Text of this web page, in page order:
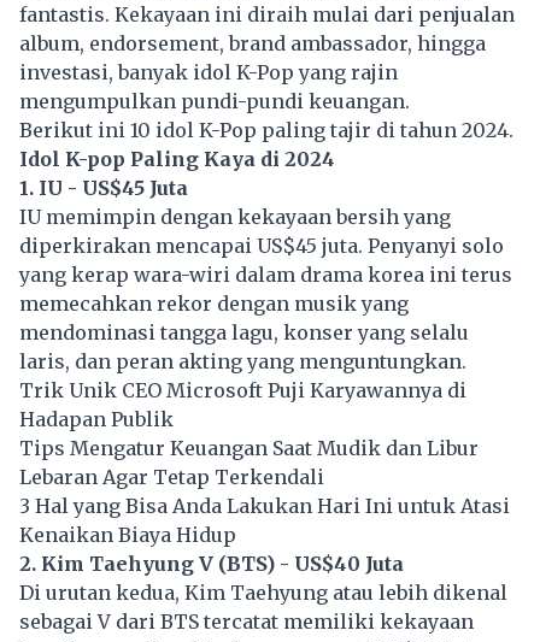
fantastis. Kekayaan ini diraih mulai dari penjualan
album, endorsement, brand ambassador, hingga
investasi, banyak idol K-Pop yang rajin
mengumpulkan pundi-pundi keuangan.
Berikut ini 10 idol K-Pop paling tajir di tahun 2024.
Idol K-pop Paling Kaya di 2024
1. IU - US$45 Juta
IU memimpin dengan kekayaan bersih yang
diperkirakan mencapai US$45 juta. Penyanyi solo
yang kerap wara-wiri dalam drama korea ini terus
memecahkan rekor dengan musik yang
mendominasi tangga lagu, konser yang selalu
laris, dan peran akting yang menguntungkan.
Trik Unik CEO Microsoft Puji Karyawannya di
Hadapan Publik
Tips Mengatur Keuangan Saat Mudik dan Libur
Lebaran Agar Tetap Terkendali
3 Hal yang Bisa Anda Lakukan Hari Ini untuk Atasi
Kenaikan Biaya Hidup
2. Kim Taehyung V (BTS) - US$40 Juta
Di urutan kedua, Kim Taehyung atau lebih dikenal
sebagai V dari BTS tercatat memiliki kekayaan